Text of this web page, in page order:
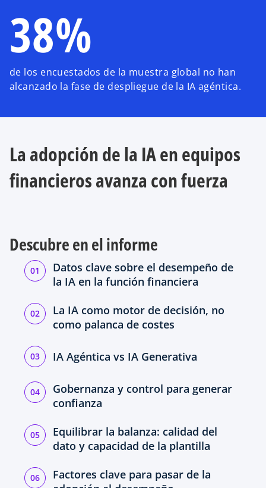
38%
de los encuestados de la muestra global no han
alcanzado la fase de despliegue de la IA agéntica.
La adopción de la IA en equipos
financieros avanza con fuerza
Descubre en el informe
Datos clave sobre el desempeño de
la IA en la función financiera
La IA como motor de decisión, no
como palanca de costes
IA Agéntica vs IA Generativa
Gobernanza y control para generar
confianza
Equilibrar la balanza: calidad del
dato y capacidad de la plantilla
Factores clave para pasar de la